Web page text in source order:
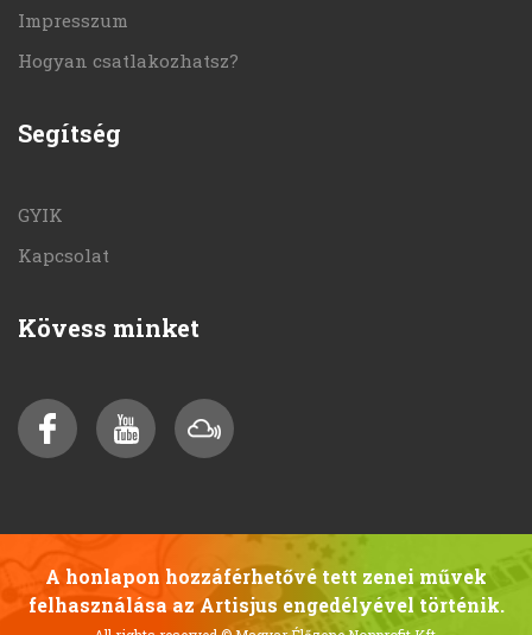
Impresszum
Hogyan csatlakozhatsz?
Segítség
GYIK
Kapcsolat
Kövess minket
A honlapon hozzáférhetővé tett zenei művek
felhasználása az Artisjus engedélyével történik.